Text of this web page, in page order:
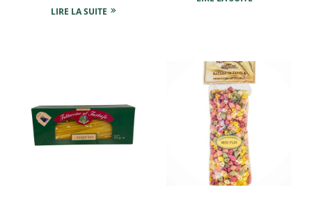
LIRE LA SUITE